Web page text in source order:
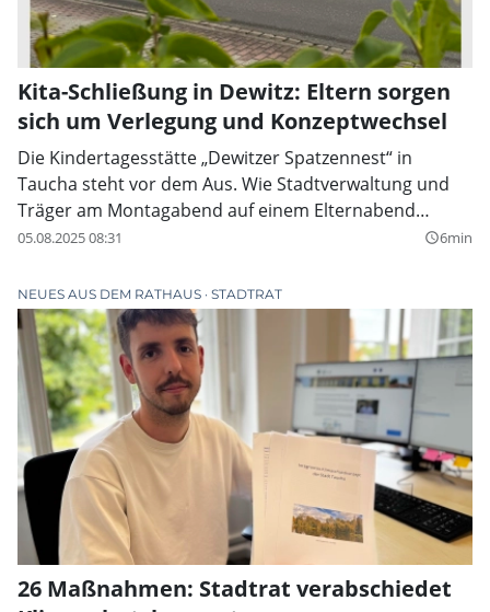
Kita-Schließung in Dewitz: Eltern sorgen
sich um Verlegung und Konzeptwechsel
Die Kindertagesstätte „Dewitzer Spatzennest“ in
Taucha steht vor dem Aus. Wie Stadtverwaltung und
Träger am Montagabend auf einem Elternabend
bekannt gaben, soll die Einrichtung zum Jahresende
Eilenburger Straße zusammengelegt werden. Bereits
ab sofort gilt ein Aufnahmestopp für das
„Spatzennest“.
05.08.2025 08:31 query_builder6min
NEUES AUS DEM RATHAUS STADTRAT
26 Maßnahmen: Stadtrat verabschiedet